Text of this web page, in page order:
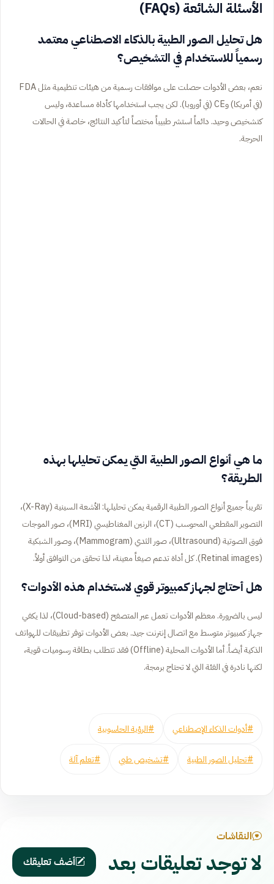
الأسئلة الشائعة (FAQs)
هل تحليل الصور الطبية بالذكاء الاصطناعي معتمد
رسمياً للاستخدام في التشخيص؟
نعم، بعض الأدوات حصلت على موافقات رسمية من هيئات تنظيمية مثل FDA
(في أمريكا) وCE (في أوروبا). لكن يجب استخدامها كأداة مساعدة، وليس
كتشخيص وحيد. دائماً استشر طبيباً مختصاً لتأكيد النتائج، خاصة في الحالات
الحرجة.
ما هي أنواع الصور الطبية التي يمكن تحليلها بهذه
الطريقة؟
تقريباً جميع أنواع الصور الطبية الرقمية يمكن تحليلها: الأشعة السينية (X-Ray)،
التصوير المقطعي المحوسب (CT)، الرنين المغناطيسي (MRI)، صور الموجات
فوق الصوتية (Ultrasound)، صور الثدي (Mammogram)، وصور الشبكية
(Retinal images). كل أداة تدعم صيغاً معينة، لذا تحقق من التوافق أولاً.
هل أحتاج لجهاز كمبيوتر قوي لاستخدام هذه الأدوات؟
ليس بالضرورة. معظم الأدوات تعمل عبر المتصفح (Cloud-based)، لذا يكفي
جهاز كمبيوتر متوسط مع اتصال إنترنت جيد. بعض الأدوات توفر تطبيقات للهواتف
الذكية أيضاً. أما الأدوات المحلية (Offline) فقد تتطلب بطاقة رسوميات قوية،
لكنها نادرة في الفئة التي لا تحتاج برمجة.
#أدوات الذكاء الإصطناعي #الرؤية الحاسوبية
#تحليل الصور الطبية #تشخيص طبي #تعلم آلة
النقاشات
لا توجد تعليقات بعد أضف تعليقك